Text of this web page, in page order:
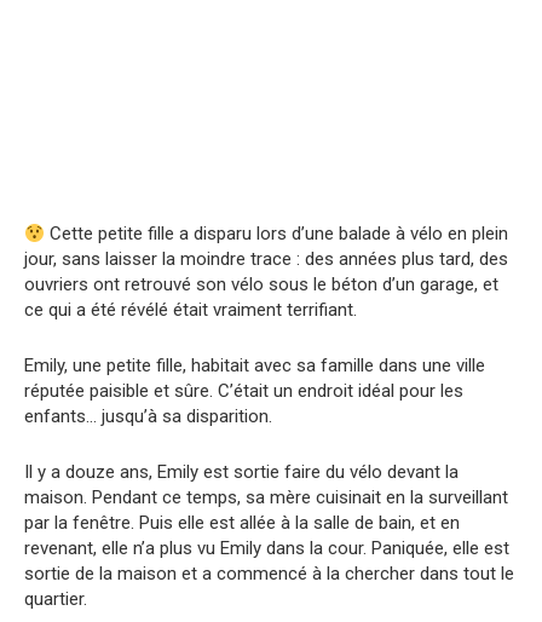
Cette petite fille a disparu lors d’une balade à vélo en plein
jour, sans laisser la moindre trace : des années plus tard, des
ouvriers ont retrouvé son vélo sous le béton d’un garage, et
ce qui a été révélé était vraiment terrifiant.
Emily, une petite fille, habitait avec sa famille dans une ville
réputée paisible et sûre. C’était un endroit idéal pour les
enfants… jusqu’à sa disparition.
Il y a douze ans, Emily est sortie faire du vélo devant la
maison. Pendant ce temps, sa mère cuisinait en la surveillant
par la fenêtre. Puis elle est allée à la salle de bain, et en
revenant, elle n’a plus vu Emily dans la cour. Paniquée, elle est
sortie de la maison et a commencé à la chercher dans tout le
quartier.